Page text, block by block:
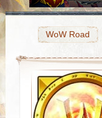
WoW Road